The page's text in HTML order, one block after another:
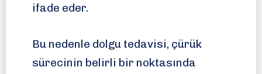
ifade eder.
Bu nedenle dolgu tedavisi, çürük
sürecinin belirli bir noktasında